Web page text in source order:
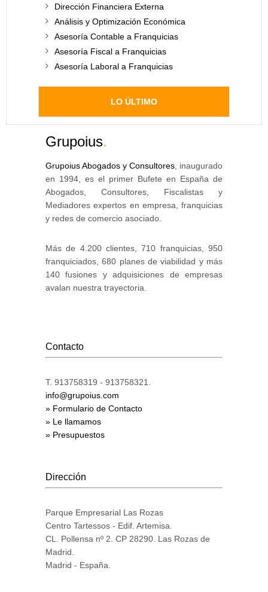
Dirección Financiera Externa
Análisis y Optimización Económica
Asesoría Contable a Franquicias
Asesoría Fiscal a Franquicias
Asesoría Laboral a Franquicias
LO ÚLTIMO
Grupoius.
Grupoius Abogados y Consultores , inaugurado
en 1994, es el primer Bufete en España de
Abogados, Consultores, Fiscalistas y
Mediadores expertos en empresa, franquicias
y redes de comercio asociado.
Más de 4.200 clientes, 710 franquicias, 950
franquiciados, 680 planes de viabilidad y más
140 fusiones y adquisiciones de empresas
avalan nuestra trayectoria.
Contacto
T. 913758319 - 913758321.
info@grupoius.com
» Formulario de Contacto
» Le llamamos
» Presupuestos
Dirección
Parque Empresarial Las Rozas
Centro Tartessos - Edif. Artemisa.
CL. Pollensa nº 2. CP 28290. Las Rozas de
Madrid.
Madrid - España.